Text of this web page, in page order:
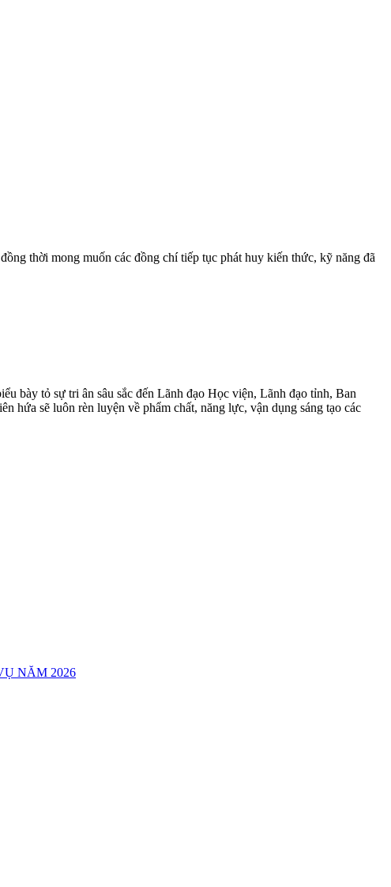
thời mong muốn các đồng chí tiếp tục phát huy kiến thức, kỹ năng đã
bày tỏ sự tri ân sâu sắc đến Lãnh đạo Học viện, Lãnh đạo tỉnh, Ban
hứa sẽ luôn rèn luyện về phẩm chất, năng lực, vận dụng sáng tạo các
NĂM 2026